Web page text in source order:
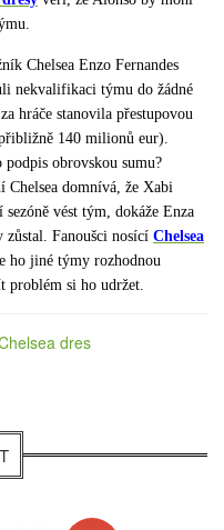
Chelsea Enzo Fernandes
nekvalifikaci týmu do žádné
hráče stanovila přestupovou
140 milionů eur).
obrovskou sumu?
Chelsea domnívá, že Xabi
vést tým, dokáže Enza
zůstal. Fanoušci nosící Chelsea
ho jiné týmy rozhodnou
problém si ho udržet.
dres